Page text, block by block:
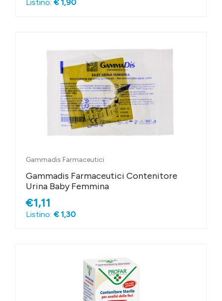
Listino: € 1,90
Gammadis Farmaceutici
Gammadis Farmaceutici Contenitore
Urina Baby Femmina
€1,11
Listino: € 1,30